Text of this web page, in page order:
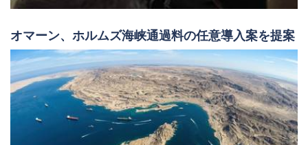
オマーン、ホルムズ海峡通過料の任意導入案を提案